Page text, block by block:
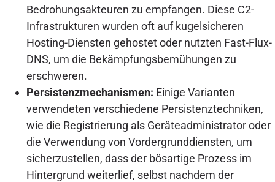
Bedrohungsakteuren zu empfangen. Diese C2-
Infrastrukturen wurden oft auf kugelsicheren
Hosting-Diensten gehostet oder nutzten Fast-Flux-
DNS, um die Bekämpfungsbemühungen zu
erschweren.
Persistenzmechanismen: Einige Varianten
verwendeten verschiedene Persistenztechniken,
wie die Registrierung als Geräteadministrator oder
die Verwendung von Vordergrunddiensten, um
sicherzustellen, dass der bösartige Prozess im
Hintergrund weiterlief, selbst nachdem der